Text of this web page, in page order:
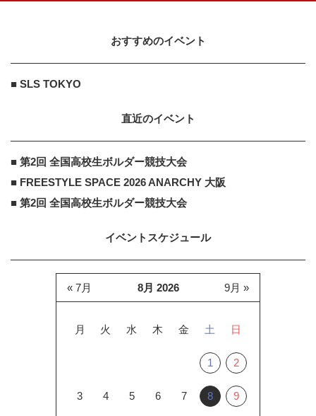
おすすめのイベント
■ SLS TOKYO
直近のイベント
■ 第2回 全国高校生ボルダー競技大会
■ FREESTYLE SPACE 2026 ANARCHY 大阪
■ 第2回 全国高校生ボルダー競技大会
イベントスケジュール
8月 2026
月 火 水 木 金 土 日
1 2
3 4 5 6 7 8 9
« 7月 9月 »